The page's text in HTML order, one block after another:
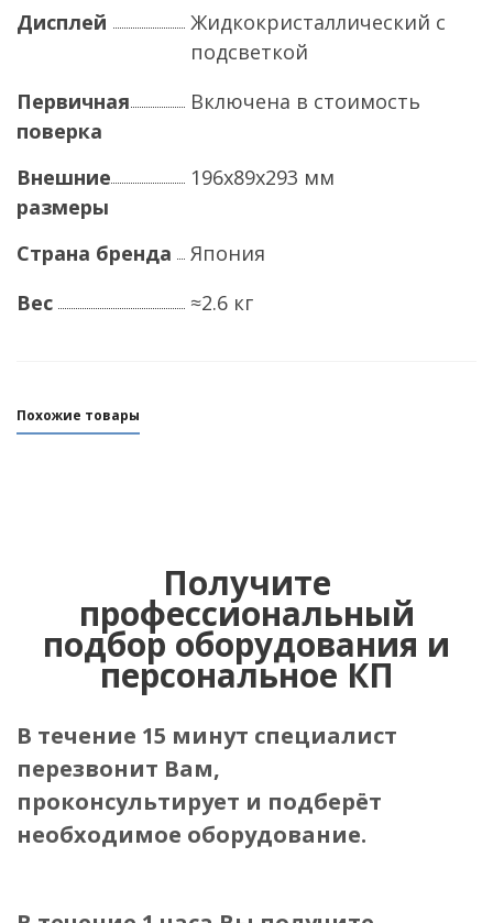
Дисплей
Жидкокристаллический с
подсветкой
Первичная
поверка
Включена в стоимость
Внешние
размеры
196х89х293 мм
Страна бренда
Япония
Вес
≈2.6 кг
Похожие товары
Получите
профессиональный
подбор оборудования и
персональное КП
В течение 15 минут специалист
перезвонит Вам,
проконсультирует и подберёт
необходимое оборудование.